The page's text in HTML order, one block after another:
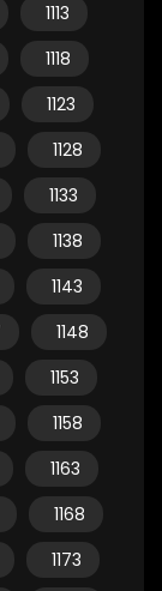
1113
1118
1123
1128
1133
1138
1143
1148
1153
1158
1163
1168
1173